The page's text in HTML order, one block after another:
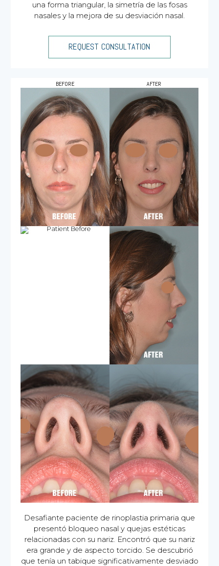
una forma triangular, la simetría de las fosas
nasales y la mejora de su desviación nasal.
REQUEST CONSULTATION
Desafiante paciente de rinoplastia primaria que
presentó bloqueo nasal y quejas estéticas
relacionadas con su nariz. Encontró que su nariz
era grande y de aspecto torcido. Se descubrió
que tenía un tabique significativamente desviado